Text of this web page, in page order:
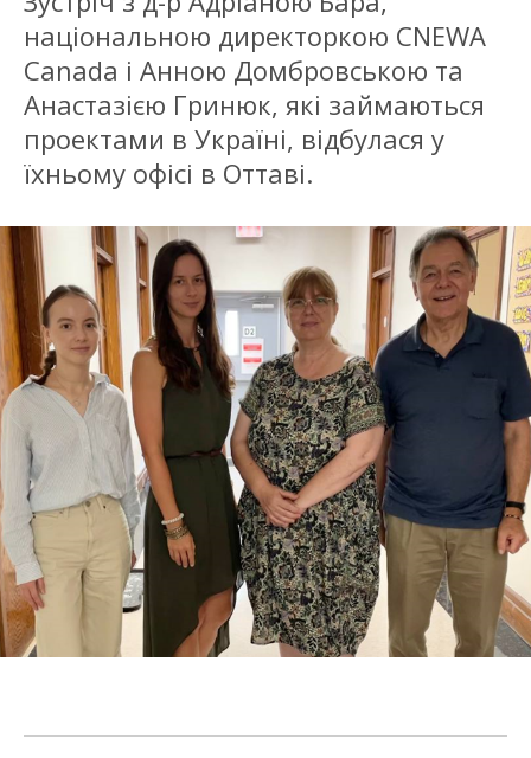
національною директоркою CNEWA
Canada і Анною Домбровською та
Анастазією Гринюк, які займаються
проектами в Україні, відбулася у
їхньому офісі в Оттаві.